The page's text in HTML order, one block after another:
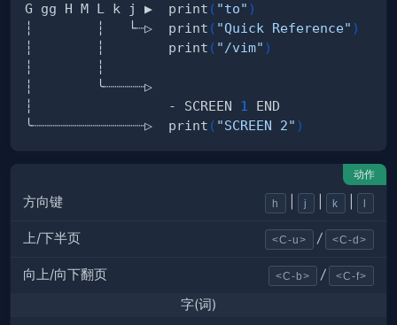
G gg H M L k j ▶  print ( "to" )
┆        ┆   └┈▷  print ( "Quick Reference" )
┆        ┆        print ( "/vim" )
┆                 - SCREEN 1
╰┈┈┈┈┈┈┈┈┈┈┈┈┈┈▷  print ( "SCREEN 2" )
动作
方向键 h j k l
上/下半页 <C-u> / <C-d>
向上/向下翻页 <C-b> / <C-f>
字(词)